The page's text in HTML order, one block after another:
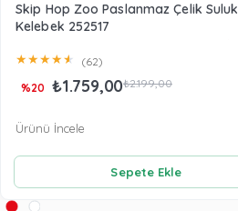
Skip Hop Zoo Paslanmaz Çelik Suluk
Kelebek 252517
★★★★★ (62)
₺1.759,00₺2.199,00
%20
Sepete Ekle
Ürünü İncele